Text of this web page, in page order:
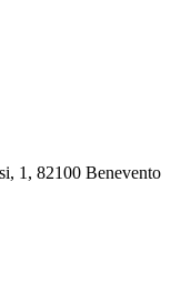
1, 82100 Benevento